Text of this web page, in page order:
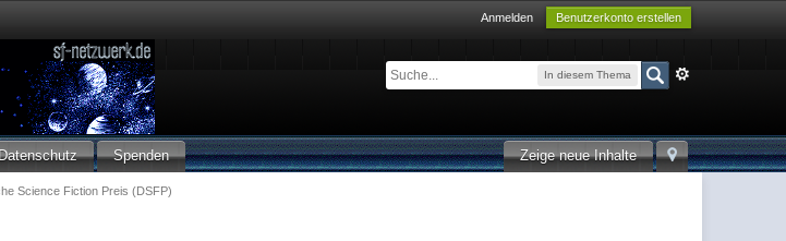
Anmelden Benutzerkonto erstellen
In diesem Thema
Zeige neue Inhalte
Spenden
Science Fiction Preis (DSFP)